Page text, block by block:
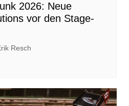
2026: Neue
vor den Stage-
Resch